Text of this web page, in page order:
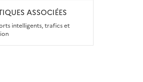
ASSOCIÉES
intelligents, trafics et